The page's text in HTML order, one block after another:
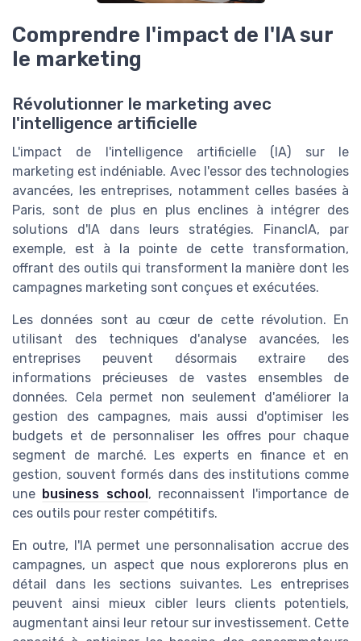
Comprendre l'impact de l'IA sur
le marketing
Révolutionner le marketing avec
l'intelligence artificielle
L'impact de l'intelligence artificielle (IA) sur le
marketing est indéniable. Avec l'essor des technologies
avancées, les entreprises, notamment celles basées à
Paris, sont de plus en plus enclines à intégrer des
solutions d'IA dans leurs stratégies. FinancIA, par
exemple, est à la pointe de cette transformation,
offrant des outils qui transforment la manière dont les
campagnes marketing sont conçues et exécutées.
Les données sont au cœur de cette révolution. En
utilisant des techniques d'analyse avancées, les
entreprises peuvent désormais extraire des
informations précieuses de vastes ensembles de
données. Cela permet non seulement d'améliorer la
gestion des campagnes, mais aussi d'optimiser les
budgets et de personnaliser les offres pour chaque
segment de marché. Les experts en finance et en
gestion, souvent formés dans des institutions comme
une business school, reconnaissent l'importance de
ces outils pour rester compétitifs.
En outre, l'IA permet une personnalisation accrue des
campagnes, un aspect que nous explorerons plus en
détail dans les sections suivantes. Les entreprises
peuvent ainsi mieux cibler leurs clients potentiels,
augmentant ainsi leur retour sur investissement. Cette